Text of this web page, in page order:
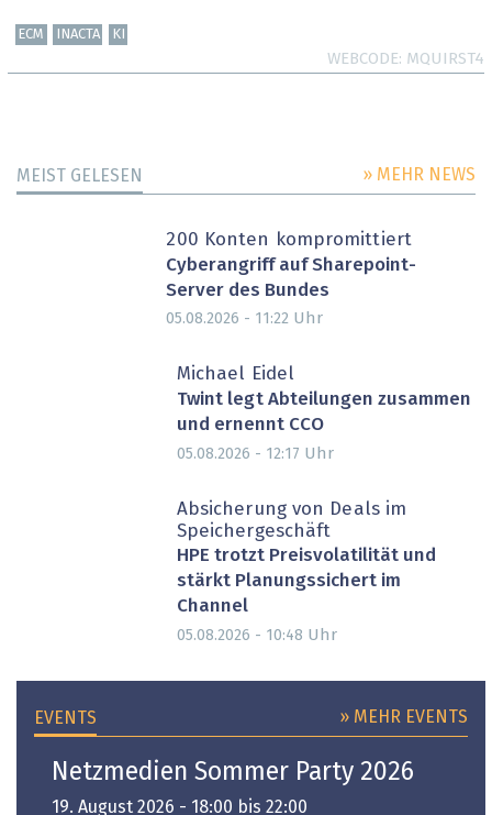
ECM INACTA KI
WEBCODE MQUIRST4
MEIST GELESEN » MEHR NEWS
200 Konten kompromittiert
Cyberangriff auf Sharepoint-
Server des Bundes
05.08.2026 - 11:22 Uhr
Michael Eidel
Twint legt Abteilungen zusammen
und ernennt CCO
05.08.2026 - 12:17 Uhr
Absicherung von Deals im
Speichergeschäft
HPE trotzt Preisvolatilität und
stärkt Planungssichert im
Channel
05.08.2026 - 10:48 Uhr
EVENTS » MEHR EVENTS
Netzmedien Sommer Party 2026
19. August 2026 - 18:00 bis 22:00